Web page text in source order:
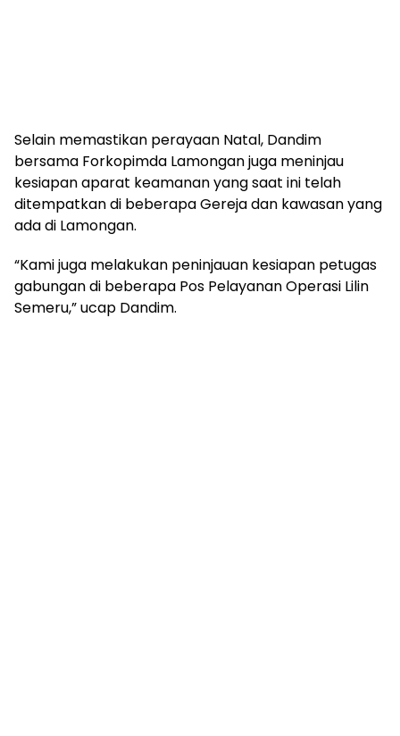
Selain memastikan perayaan Natal, Dandim
bersama Forkopimda Lamongan juga meninjau
kesiapan aparat keamanan yang saat ini telah
ditempatkan di beberapa Gereja dan kawasan yang
ada di Lamongan.
“Kami juga melakukan peninjauan kesiapan petugas
gabungan di beberapa Pos Pelayanan Operasi Lilin
Semeru,” ucap Dandim.